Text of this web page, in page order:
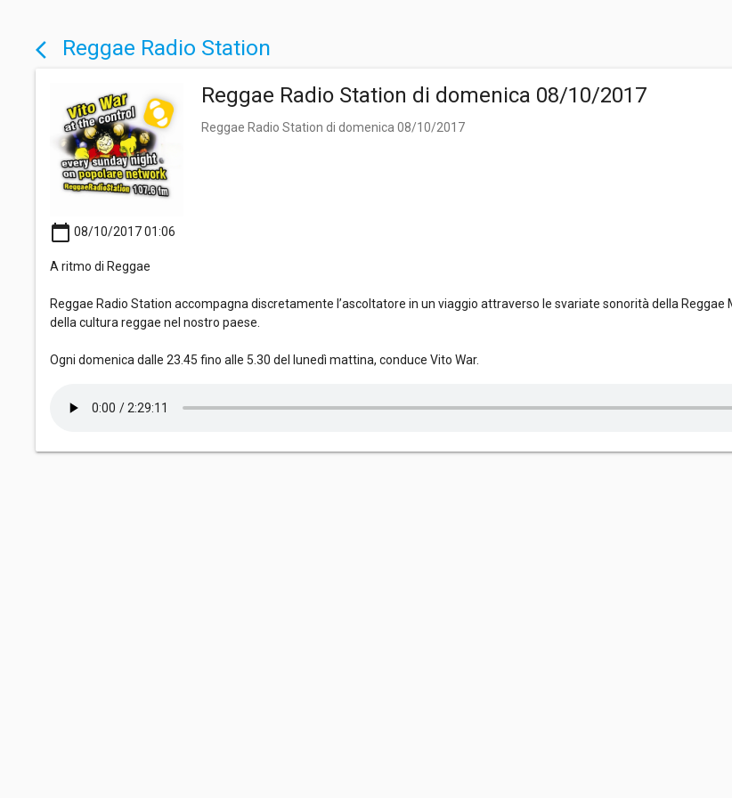
arrow_back_ios Reggae Radio Station
Reggae Radio Station di domenica 08/10/2017
Reggae Radio Station di domenica 08/10/2017
calendar_today 08/10/2017 01:06
A ritmo di Reggae
Reggae Radio Station accompagna discretamente l’ascoltatore in un viaggio attraverso le svariate sonorità della
della cultura reggae nel nostro paese.
Ogni domenica dalle 23.45 fino alle 5.30 del lunedì mattina, conduce Vito War.